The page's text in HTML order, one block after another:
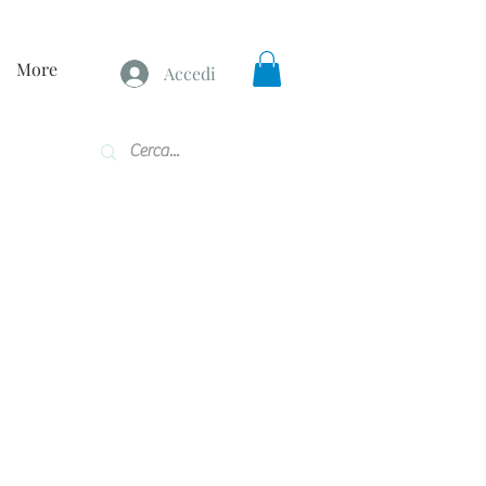
More Accedi